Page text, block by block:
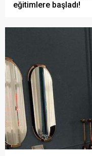
eğitimlere başladı!